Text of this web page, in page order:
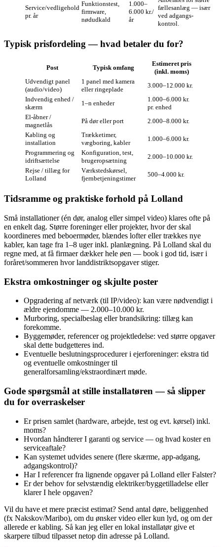
Service/vedligehold
pr. år
Funktionstest,
firmware,
nødudkald
1.000–
6.000 kr./
år
fællesanlæg — især
ved adgangs­
kontrol.
Typisk prisfordeling — hvad betaler du for?
Post Typisk omfang
Estimeret pris
(inkl. moms)
Udvendigt panel
(audio/video)
1 panel med kamera
eller ringeplade
3.000–12.000 kr.
Indvendig enhed /
skærm
1–n enheder
1.000–6.000 kr.
pr. enhed
El‑åbner /
magnetlås
På dør eller port
2.000–8.000 kr.
Kabling og
installation
Trækketimer,
vægboring, kabler
1.000–6.000 kr.
Programmering og
idriftsættelse
Konfiguration, test,
brugeropsætning
2.000–10.000 kr.
Rejse / tillæg for
Lolland
Værkstedskørsel,
fjernbetjeningstimer
500–4.000 kr.
Tidsramme og praktiske forhold på Lolland
Små installationer (én dør, analog eller simpel video) klares ofte på
en enkelt dag. Større foreninger eller projekter, hvor der skal
koordineres med beboermøder, blændes lofter eller trækkes nye
kabler, kan tage fra 1–8 uger inkl. planlægning. På Lolland skal du
regne med, at få firmaer dækker hele øen — book i god tid, især i
foråret/sommeren hvor landdistriktsopgaver stiger.
Ekstra omkostninger og skjulte poster
Opgradering af netværk (til IP/video): kan være nødvendigt i
ældre ejendomme — 2.000–10.000 kr.
Murboring, specialbeslag eller brandsikring: tillæg kan
forekomme.
Byggemøder, referencer og projektledelse: ved større opgaver
skal dette budgetteres ind.
Eventuelle beslutningsprocedurer i ejerforeninger: ekstra tid
og eventuelle omkostninger til
generalforsamling/ekstraordinært møde.
Gode spørgsmål at stille installatøren — så slipper
du for overraskelser
Er prisen samlet (hardware, arbejde, test og evt. kørsel) inkl.
moms?
Hvordan håndterer I garanti og service — og hvad koster en
serviceaftale?
Kan systemet udvides senere (flere skærme, app‑adgang,
adgangskontrol)?
Har I referencer fra lignende opgaver på Lolland eller Falster?
Er der behov for selvstændig elektriker/byggetilladelse eller
klarer I hele opgaven?
Vil du have et mere præcist estimat? Send antal døre, beliggenhed
(fx Nakskov/Maribo), om du ønsker video eller kun lyd, og om der
allerede er kabling. Så kan jeg eller en lokal installatør give et
skarpere tilbud tilpasset netop din adresse på Lolland.